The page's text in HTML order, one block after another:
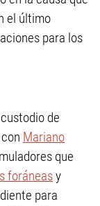
el último
para los
de
Mariano
que
foráneasy
para